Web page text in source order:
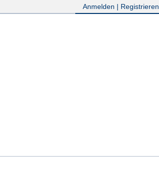
Anmelden | Registrieren